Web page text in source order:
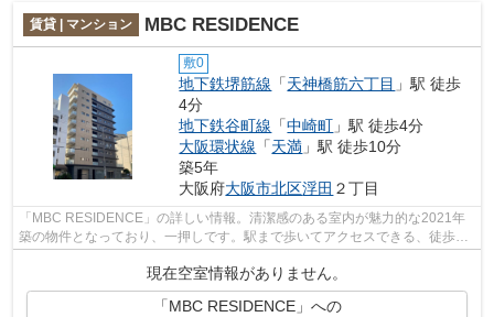
賃貸 | マンション MBC RESIDENCE
敷0
地下鉄堺筋線 「天神橋筋六丁目 」駅 徒歩
4分
地下鉄谷町線 「中崎町 」駅 徒歩4分
大阪環状線 「天満 」駅 徒歩10分
築5年
大阪府大阪市北区浮田 ２丁目
「MBC RESIDENCE」の詳しい情報。清潔感のある室内が魅力的な2021年
築の物件となっており、一押しです。駅まで歩いてアクセスできる、徒歩4
分の距離に立地する物件です。敷地内ごみ置...
現在空室情報がありません。
「MBC RESIDENCE」への